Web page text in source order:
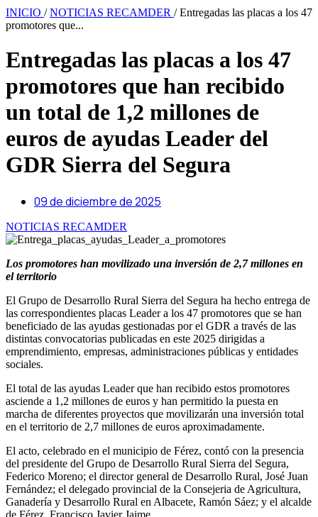
INICIO /NOTICIAS RECAMDER /Entregadas las placas a los 47
promotores que...
Entregadas las placas a los 47
promotores que han recibido
un total de 1,2 millones de
euros de ayudas Leader del
GDR Sierra del Segura
09 de diciembre de 2025
NOTICIAS RECAMDER
Los promotores han movilizado una inversión de 2,7 millones en
el territorio
El Grupo de Desarrollo Rural Sierra del Segura ha hecho entrega de
las correspondientes placas Leader a los 47 promotores que se han
beneficiado de las ayudas gestionadas por el GDR a través de las
distintas convocatorias publicadas en este 2025 dirigidas a
emprendimiento, empresas, administraciones públicas y entidades
sociales.
El total de las ayudas Leader que han recibido estos promotores
asciende a 1,2 millones de euros y han permitido la puesta en
marcha de diferentes proyectos que movilizarán una inversión total
en el territorio de 2,7 millones de euros aproximadamente.
El acto, celebrado en el municipio de Férez, contó con la presencia
del presidente del Grupo de Desarrollo Rural Sierra del Segura,
Federico Moreno; el director general de Desarrollo Rural, José Juan
Fernández; el delegado provincial de la Consejeria de Agricultura,
Ganadería y Desarrollo Rural en Albacete, Ramón Sáez; y el alcalde
de Férez, Francisco Javier Jaime.